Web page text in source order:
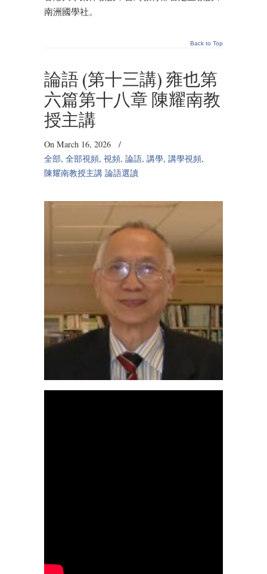
南洲國學社。
Back to Top
論語 (第十三講) 雍也第
六篇第十八章 陳耀南教
授主講
On March 16, 2026
/
全部, 全部視頻, 視頻, 論語, 講學, 講學視頻,
陳耀南教授主講 論語選讀